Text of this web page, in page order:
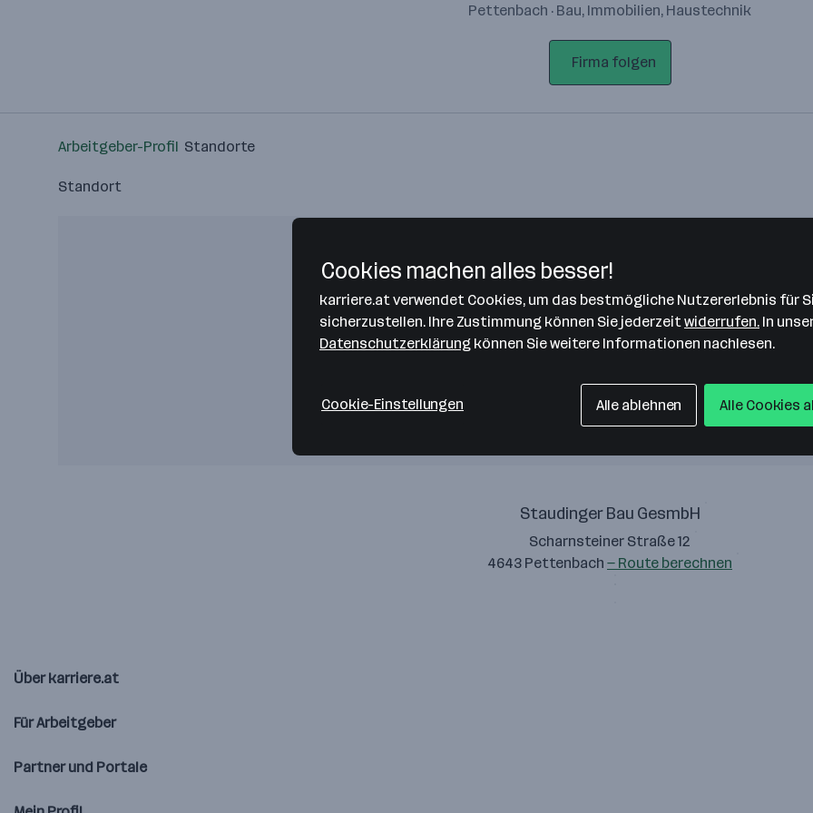
Pettenbach · Bau, Immobilien, Haustechnik
Firma folgen
Arbeitgeber-Profil Standorte
Standort
Bitte stimme unseren Cookie-
Richtlinien zu, um diese Karte
anzuzeigen.
Zustimmung geben
Staudinger Bau GesmbH
Scharnsteiner Straße 12
4643 Pettenbach — Route berechnen
Über karriere.at
Für Arbeitgeber
Partner und Portale
Cookies machen alles besser!
karriere.at verwendet Cookies, um das bestmögliche Nutzererlebnis für
sicherzustellen. Ihre Zustimmung können Sie jederzeit widerrufen. In
Datenschutzerklärung können Sie weitere Informationen nachlesen.
Cookie-Einstellungen Alle ablehnen Alle Cookies